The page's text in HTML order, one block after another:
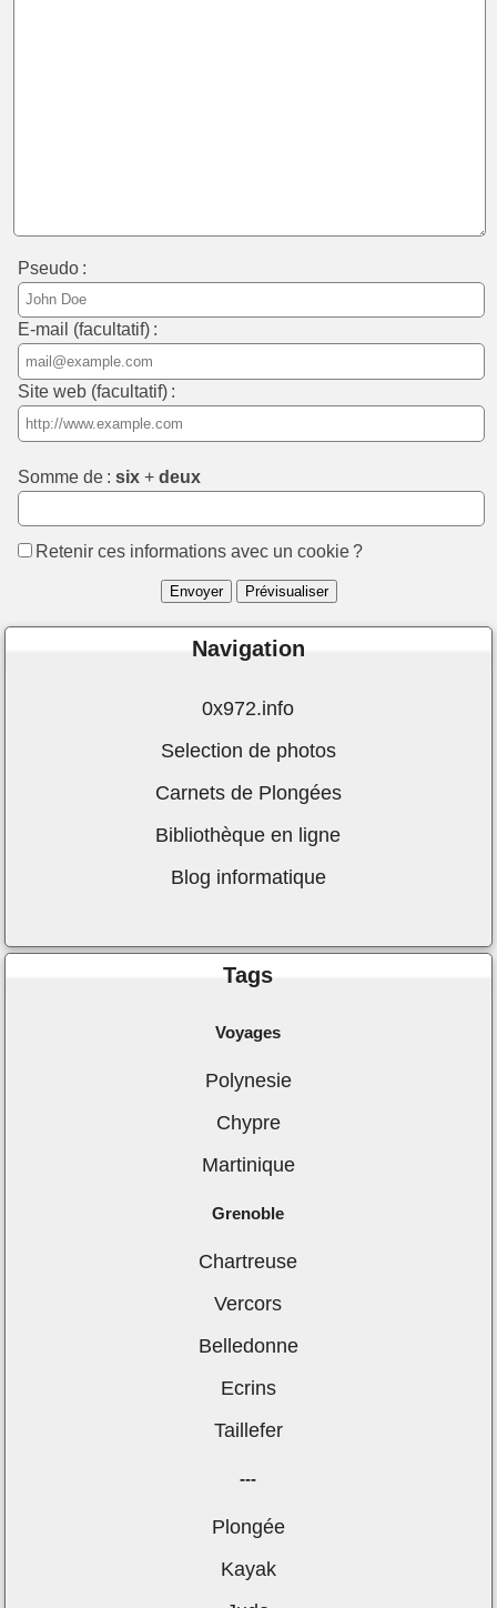
Pseudo :
E-mail (facultatif) :
Site web (facultatif) :
Somme de :six +deux
Retenir ces informations avec un cookie ?
Navigation
0x972.info
Selection de photos
Carnets de Plongées
Bibliothèque en ligne
Blog informatique
Tags
Voyages
Polynesie
Chypre
Martinique
Grenoble
Chartreuse
Vercors
Belledonne
Ecrins
Taillefer
---
Plongée
Kayak